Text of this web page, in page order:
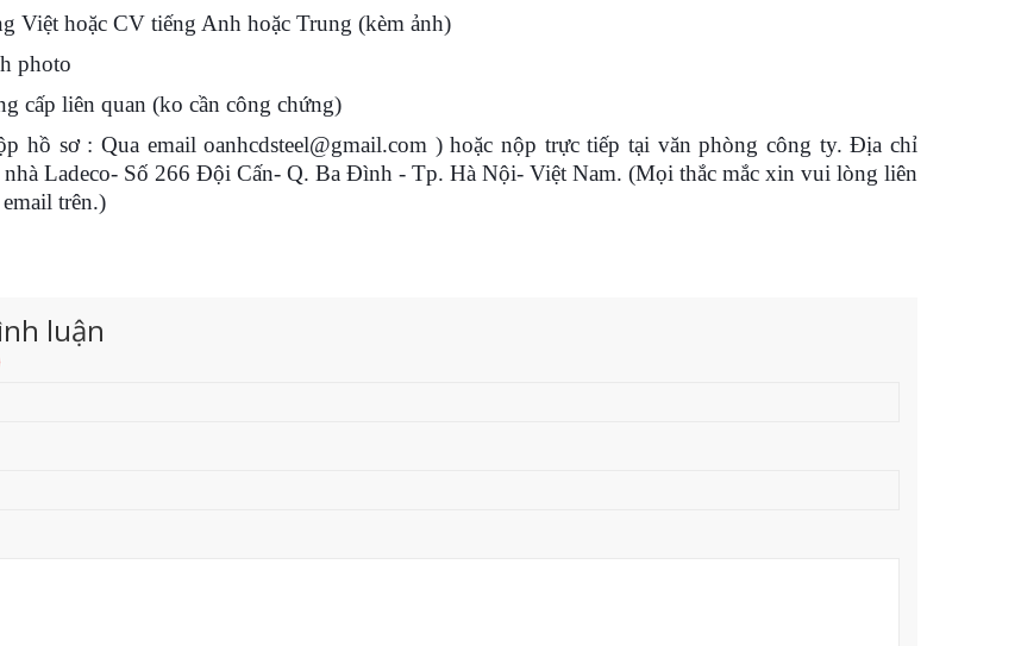
Việt hoặc CV tiếng Anh hoặc Trung (kèm ảnh)
photo
cấp liên quan (ko cần công chứng)
hồ sơ : Qua email oanhcdsteel@gmail.com ) hoặc nộp trực tiếp tại văn phòng công ty. Địa chỉ
nhà Ladeco- Số 266 Đội Cấn- Q. Ba Đình - Tp. Hà Nội- Việt Nam. (Mọi thắc mắc xin vui lòng liên
trên.)
luận